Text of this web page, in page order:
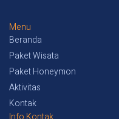
Menu
Beranda
Paket Wisata
Paket Honeymon
Aktivitas
Kontak